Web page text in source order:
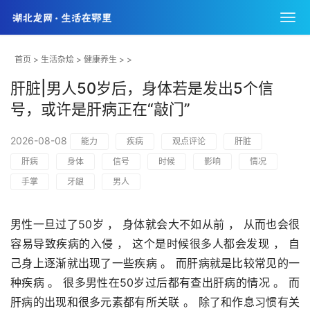
首页 > 生活杂烩 > 健康养生 > >
肝脏|男人50岁后，身体若是发出5个信
号，或许是肝病正在“敲门”
2026-08-08 能力 疾病 观点评论
肝脏
肝病
身体 信号 时候 影响
情况
手掌
牙龈 男人
男性一旦过了50岁 ， 身体就会大不如从前 ， 从而也会很
容易导致疾病的入侵 ， 这个是时候很多人都会发现 ， 自
己身上逐渐就出现了一些疾病 。 而肝病就是比较常见的一
种疾病 。 很多男性在50岁过后都有查出肝病的情况 。 而
肝病的出现和很多元素都有所关联 。 除了和作息习惯有关